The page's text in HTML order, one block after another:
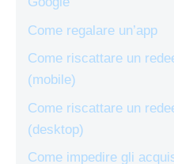
Come regalare un’app
Come riscattare un
(mobile)
Come riscattare un
(desktop)
Come impedire gli